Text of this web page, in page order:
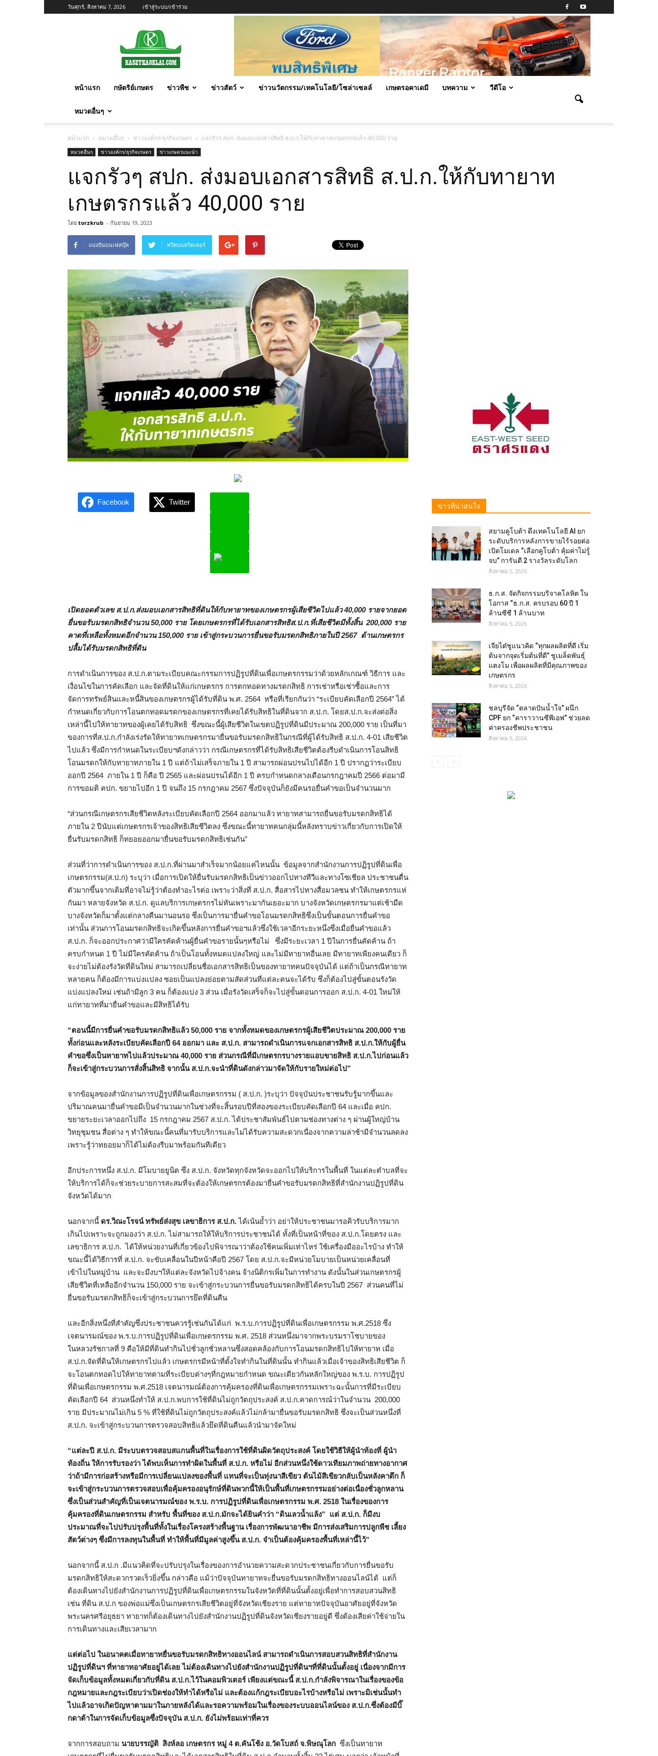
วันศุกร์, สิงหาคม 7, 2026 เข้าสู่ระบบ/เข้าร่วม
หน้าแรก กษัตริย์เกษตร ข่าวพืช ข่าวสัตว์ ข่าวนวัตกรรม/เทคโนโลยี/โซล่าเซลล์ เกษตรอคาเดมี บทความ วีดีโอ
หมวดอื่นๆ
หน้าแรก หมวดอื่นๆ ข่าวองค์กร/ธุรกิจเกษตร แจกรัวๆ สปก. ส่งมอบเอกสารสิทธิ ส.ป.ก.ให้กับทายาทเกษตรกรแล้ว 40,000 ราย
หมวดอื่นๆ ข่าวองค์กร/ธุรกิจเกษตร ข่าวเกษตรแนะนำ
แจกรัวๆ สปก. ส่งมอบเอกสารสิทธิ ส.ป.ก.ให้กับทายาท
เกษตรกรแล้ว 40,000 ราย
โดย torzkrub - กันยายน 19, 2023
แบ่งปันบนเฟสบุ๊ค ทวีตบนทวิตเตอร์
Facebook Twitter
เปิดยอดตัวเลข ส.ป.ก.ส่งมอบเอกสารสิทธิที่ดินให้กับทายาทของเกษตรกรผู้เสียชีวิตไปแล้ว 40,000 รายจากยอด
ยื่นขอรับมรดกสิทธิจำนวน 50,000 ราย โดยเกษตรกรที่ได้รับเอกสารสิทธิส.ป.ก.ที่เสียชีวิตมีทั้งสิ้น 200,000 ราย
คาดที่เหลือทั้งหมดอีกจำนวน 150,000 ราย เข้าสู่กระบวนการยื่นขอรับมรดกสิทธิภายในปี 2567 ด้านเกษตรกร
ปลื้มได้รับมรดกสิทธิที่ดิน
การดำเนินการของ ส.ป.ก.ตามระเบียบคณะกรรมการปฏิรูปที่ดินเพื่อเกษตรกรรมว่าด้วยหลักเกณฑ์ วิธีการ และ
เงื่อนไขในการคัดเลือก และจัดที่ดินให้แก่เกษตรกร การตกทอดทางมรดกสิทธิ การเช่าหรือเช่าซื้อและการ
จัดการทรัพย์สินและหนี้สินของเกษตรกรผู้ได้รับที่ดิน พ.ศ. 2564 หรือที่เรียกกันว่า “ระเบียบคัดเลือกปี 2564” ได้
กำหนดเกี่ยวกับการโอนตกทอดมรดกของเกษตรกรที่เคยได้รับสิทธิในที่ดินจาก ส.ป.ก. โดยส.ป.ก.จะส่งต่อสิ่ง
เหล่านี้ไปให้ทายาทของผู้เคยได้รับสิทธิ ซึ่งขณะนี้ผู้เสียชีวิตในเขตปฏิรูปที่ดินมีประมาณ 200,000 ราย เป็นที่มา
ของการที่ส.ป.ก.กำลังเร่งรัดให้ทายาทเกษตรกรมายื่นขอรับมรดกสิทธิในกรณีที่ผู้ได้รับสิทธิ ส.ป.ก. 4-01 เสียชีวิต
ไปแล้ว ซึ่งมีการกำหนดในระเบียบฯดังกล่าวว่า กรณีเกษตรกรที่ได้รับสิทธิเสียชีวิตต้องรีบดำเนินการโอนสิทธิ
โอนมรดกให้กับทายาทภายใน 1 ปี แต่ถ้าไม่เสร็จภายใน 1 ปี สามารถผ่อนปรนไปได้อีก 1 ปี ปรากฏว่าระเบียบ
ออกปี 2564 ภายใน 1 ปี ก็คือ ปี 2565 และผ่อนปรนได้อีก 1 ปี ครบกำหนดกลางเดือนกรกฎาคมปี 2566 ต่อมามี
การขอมติ คปก. ขยายไปอีก 1 ปี จนถึง 15 กรกฎาคม 2567 ซึ่งปัจจุบันก็ยังมีคนรอยื่นคำขอเป็นจำนวนมาก
“ส่วนกรณีเกษตรกรเสียชีวิตหลังระเบียบคัดเลือกปี 2564 ออกมาแล้ว ทายาทสามารถยื่นขอรับมรดกสิทธิได้
ภายใน 2 ปีนับแต่เกษตรกรเจ้าของสิทธิเสียชีวิตลง ซึ่งขณะนี้ทายาทคนกลุ่มนี้หลังทราบข่าวเกี่ยวกับการเปิดให้
ยื่นรับมรดกสิทธิ ก็ทยอยออกมายื่นขอรับมรดกสิทธิเช่นกัน”
ส่วนที่ว่าการดำเนินการของ ส.ป.ก.ที่ผ่านมาสำเร็จมากน้อยแค่ไหนนั้น ข้อมูลจากสำนักงานการปฏิรูปที่ดินเพื่อ
เกษตรกรรม(ส.ป.ก) ระบุว่า เมื่อการเปิดให้ยื่นรับมรดกสิทธิเป็นข่าวออกไปทางทีวีและทางโซเชียล ประชาชนตื่น
ตัวมากขึ้นจากเดิมที่อาจไม่รู้ว่าต้องทำอะไรต่อ เพราะว่าสิ่งที่ ส.ป.ก. สื่อสารไปทางสื่อมวลชน ทำให้เกษตรกรแห่
กันมา หลายจังหวัด ส.ป.ก. ดูแลบริการเกษตรกรไม่ทันเพราะมากันเยอะมาก บางจังหวัดเกษตรกรมาแต่เช้ามืด
บางจังหวัดก็มาตั้งแต่กลางคืนมานอนรอ ซึ่งเป็นการมายื่นคำขอโอนมรดกสิทธิซึ่งเป็นขั้นตอนการยื่นคำขอ
เท่านั้น ส่วนการโอนมรดกสิทธิจะเกิดขึ้นหลังการยื่นคำขอฯแล้วซึ่งใช้เวลาอีกระยะหนึ่งซึ่งเมื่อยื่นคำขอแล้ว
ส.ป.ก. ก็จะออกประกาศว่ามีใครคัดค้านผู้ยื่นคำขอรายนั้นๆหรือไม่ ซึ่งมีระยะเวลา 1 ปีในการยื่นคัดค้าน ถ้า
ครบกำหนด 1 ปี ไม่มีใครคัดค้าน ถ้าเป็นโอนทั้งหมดแปลงใหญ่ และไม่มีทายาทอื่นเลย มีทายาทเพียงคนเดียว ก็
จะง่ายไม่ต้องรังวัดที่ดินใหม่ สามารถเปลี่ยนชื่อเอกสารสิทธิเป็นของทายาทคนปัจจุบันได้ แต่ถ้าเป็นกรณีทายาท
หลายคน ก็ต้องมีการแบ่งแปลง ซอยเป็นแปลงย่อยตามสัดส่วนที่แต่ละคนจะได้รับ ซึ่งก็ต้องไปสู่ขั้นตอนรังวัด
แบ่งแปลงใหม่ เช่นถ้ามีลูก 3 คน ก็ต้องแบ่ง 3 ส่วน เมื่อรังวัดเสร็จก็จะไปสู่ขั้นตอนการออก ส.ป.ก. 4-01 ใหม่ให้
แก่ทายาทที่มายื่นคำขอและมีสิทธิได้รับ
“ตอนนี้มีการยื่นคำขอรับมรดกสิทธิแล้ว 50,000 ราย จากทั้งหมดของเกษตรกรผู้เสียชีวิตประมาณ 200,000 ราย
ทั้งก่อนและหลังระเบียบคัดเลือกปี 64 ออกมา และ ส.ป.ก. สามารถดำเนินการแจกเอกสารสิทธิ ส.ป.ก.ให้กับผู้ยื่น
คำขอซึ่งเป็นทายาทไปแล้วประมาณ 40,000 ราย ส่วนกรณีที่มีเกษตรกรบางรายแอบขายสิทธิ ส.ป.ก.ไปก่อนแล้ว
ก็จะเข้าสู่กระบวนการสั่งสิ้นสิทธิ จากนั้น ส.ป.ก.จะนำที่ดินดังกล่าวมาจัดให้กับรายใหม่ต่อไป”
จากข้อมูลของสำนักงานการปฏิรูปที่ดินเพื่อเกษตรกรรม ( ส.ป.ก. )ระบุว่า ปัจจุบันประชาชนรับรู้มากขึ้นและ
ปริมาณคนมายื่นคำขอมีเป็นจำนวนมากในช่วงที่จะสิ้นรอบปีที่สองของระเบียบคัดเลือกปี 64 และเมื่อ คปก.
ขยายระยะเวลาออกไปถึง 15 กรกฎาคม 2567 ส.ป.ก. ได้ประชาสัมพันธ์ไปตามช่องทางต่าง ๆ ผ่านผู้ใหญ่บ้าน
วิทยุชุมชน สื่อต่าง ๆ ทำให้ขณะนี้คนที่มารับบริการและไม่ได้รับความสะดวกเนื่องจากความล่าช้ามีจำนวนลดลง
เพราะรู้ว่าทยอยมาก็ได้ไม่ต้องรีบมาพร้อมกันทีเดียว
อีกประการหนึ่ง ส.ป.ก. มีโมบายยูนิต ซึ่ง ส.ป.ก. จังหวัดทุกจังหวัดจะออกไปให้บริการในพื้นที่ ในแต่ละตำบลที่จะ
ให้บริการได้ก็จะช่วยระบายการสะสมที่จะต้องให้เกษตรกรต้องมายื่นคำขอรับมรดกสิทธิที่สำนักงานปฏิรูปที่ดิน
จังหวัดได้มาก
นอกจากนี้ ดร.วิณะโรจน์ ทรัพย์ส่งสุข เลขาธิการ ส.ป.ก.ได้เน้นย้ำว่า อย่าให้ประชาชนมารอคิวรับบริการมาก
เกินไปเพราะจะถูกมองว่า ส.ป.ก. ไม่สามารถให้ให้บริการประชาชนได้ ทั้งที่เป็นหน้าที่ของ ส.ป.ก.โดยตรง และ
เลขาธิการ ส.ป.ก. ได้ให้หน่วยงานที่เกี่ยวข้องไปพิจารณาว่าต้องใช้คนเพิ่มเท่าไหร่ ใช้เครื่องมืออะไรบ้าง ทำให้
ขณะนี้ได้วิธีการที่ ส.ป.ก. จะขับเคลื่อนในปีหน้าคือปี 2567 โดย ส.ป.ก.จะมีหน่วยโมบายเป็นหน่วยเคลื่อนที่
เข้าไปในหมู่บ้าน และจะมีงบฯให้แต่ละจังหวัดไปจ้างคน จ้างนิติกรเพิ่มในการทำงาน ดังนั้นในส่วนเกษตรกรผู้
เสียชีวิตที่เหลืออีกจำนวน 150,000 ราย จะเข้าสู่กระบวนการยื่นขอรับมรดกสิทธิได้ครบในปี 2567 ส่วนคนที่ไม่
ยื่นขอรับมรดกสิทธิก็จะเข้าสู่กระบวนการยึดที่ดินคืน
และอีกสิ่งหนึ่งที่สำคัญซึ่งประชาชนควรรู้เช่นกันได้แก่ พ.ร.บ.การปฏิรูปที่ดินเพื่อเกษตรกรรม พ.ศ.2518 ซึ่ง
เจตนารมณ์ของ พ.ร.บ.การปฏิรูปที่ดินเพื่อเกษตรกรรม พ.ศ. 2518 ส่วนหนึ่งมาจากพระบรมราโชบายของ
ในหลวงรัชกาลที่ 9 คือให้มีที่ดินทำกินไปชั่วลูกชั่วหลานซึ่งสอดคล้องกับการโอนมรดกสิทธิไปให้ทายาท เมื่อ
ส.ป.ก.จัดที่ดินให้เกษตรกรไปแล้ว เกษตรกรมีหน้าที่ตั้งใจทำกินในที่ดินนั้น ทำกินแล้วเมื่อเจ้าของสิทธิเสียชีวิต ก็
จะโอนตกทอดไปให้ทายาทตามที่ระเบียบต่างๆที่กฎหมายกำหนด ขณะเดียวกันหลักใหญ่ของ พ.ร.บ. การปฏิรูป
ที่ดินเพื่อเกษตรกรรม พ.ศ.2518 เจตนารมณ์ต้องการคุ้มครองที่ดินเพื่อเกษตรกรรมเพราะฉะนั้นการที่มีระเบียบ
คัดเลือกปี 64 ส่วนหนึ่งทำให้ ส.ป.ก.พบการใช้ที่ดินไม่ถูกวัตถุประสงค์ ส.ป.ก.คาดการณ์ว่าในจำนวน 200,000
ราย มีประมาณไม่เกิน 5 % ที่ใช้ที่ดินไม่ถูกวัตถุประสงค์แล้วไม่กล้ามายื่นขอรับมรดกสิทธิ ซึ่งจะเป็นส่วนหนึ่งที่
ส.ป.ก. จะเข้าสู่กระบวนการตรวจสอบสิทธิแล้วยึดที่ดินคืนแล้วนำมาจัดใหม่
“แต่ละปี ส.ป.ก. มีระบบตรวจสอบสแกนพื้นที่ในเรื่องการใช้ที่ดินผิดวัตถุประสงค์ โดยใช้วิธีให้ผู้นำท้องที่ ผู้นำ
ท้องถิ่น ให้การรับรองว่า ได้พบเห็นการทำผิดในพื้นที่ ส.ป.ก. หรือไม่ อีกส่วนหนึ่งใช้ดาวเทียมภาพถ่ายทางอากาศ
ว่าถ้ามีการก่อสร้างหรือมีการเปลี่ยนแปลงของพื้นที่ แทนที่จะเป็นทุ่งนาสีเขียว ต้นไม้สีเขียวกลับเป็นหลังคาตึก ก็
จะเข้าสู่กระบวนการตรวจสอบเพื่อคุ้มครองอนุรักษ์ที่ดินพวกนี้ให้เป็นพื้นที่เกษตรกรรมอย่างต่อเนื่องชั่วลูกหลาน
ซึ่งเป็นส่วนสำคัญที่เป็นเจตนารมณ์ของ พ.ร.บ. การปฏิรูปที่ดินเพื่อเกษตรกรรม พ.ศ. 2518 ในเรื่องของการ
คุ้มครองที่ดินเกษตรกรรม สำหรับ พื้นที่ของ ส.ป.ก.มักจะได้ยินคำว่า “ดินเลวน้ำแล้ง” แต่ ส.ป.ก. ก็มีงบ
ประมาณที่จะไปปรับปรุงพื้นที่ทั้งในเรื่องโครงสร้างพื้นฐาน เรื่องการพัฒนาอาชีพ มีการส่งเสริมการปลูกพืช เลี้ยง
สัตว์ต่างๆ ซึ่งมีการลงทุนในพื้นที่ ทำให้พื้นที่มีมูลค่าสูงขึ้น ส.ป.ก. จำเป็นต้องคุ้มครองพื้นที่เหล่านี้ไว้”
นอกจากนี้ ส.ป.ก .มีแนวคิดที่จะปรับปรุงในเรื่องของการอำนวยความสะดวกประชาชนเกี่ยวกับการยื่นขอรับ
มรดกสิทธิให้สะดวกรวดเร็วยิ่งขึ้น กล่าวคือ แม้ว่าปัจจุบันทายาทจะยื่นขอรับมรดกสิทธิทางออนไลน์ได้ แต่ก็
ต้องเดินทางไปยังสำนักงานการปฏิรูปที่ดินเพื่อเกษตรกรรมในจังหวัดที่ที่ดินนั้นตั้งอยู่เพื่อทำการสอบสวนสิทธิ
เช่น ที่ดิน ส.ป.ก ของพ่อแม่ซึ่งเป็นเกษตรกรเสียชีวิตอยู่ที่จังหวัดเชียงราย แต่ทายาทปัจจุบันอาศัยอยู่ที่จังหวัด
พระนครศรีอยุธยา ทายาทก็ต้องเดินทางไปยังสำนักงานปฏิรูปที่ดินจังหวัดเชียงรายอยู่ดี ซึ่งต้องเสียค่าใช้จ่ายใน
การเดินทางและเสียเวลามาก
แต่ต่อไป ในอนาคตเมื่อทายาทยื่นขอรับมรดกสิทธิทางออนไลน์ สามารถดำเนินการสอบสวนสิทธิที่สำนักงาน
ปฏิรูปที่ดินฯ ที่ทายาทอาศัยอยู่ได้เลย ไม่ต้องเดินทางไปยังสำนักงานปฏิรูปที่ดินฯที่ที่ดินนั้นตั้งอยู่ เนื่องจากมีการ
จัดเก็บข้อมูลทั้งหมดเกี่ยวกับที่ดิน ส.ป.ก.ไว้ในคอมพิวเตอร์ เพียงแต่ขณะนี้ ส.ป.ก.กำลังพิจารณาในเรื่องของข้อ
กฎหมายและกฎระเบียบว่าเปิดช่องให้ทำได้หรือไม่ และต้องแก้กฎระเบียบอะไรบ้างหรือไม่ เพราะมิเช่นนั้นทำ
ไปแล้วอาจเกิดปัญหาตามมาในภายหลังได้และรอความพร้อมในเรื่องของระบบออนไลน์ของ ส.ป.ก.ซึ่งต้องมีบิ๊
กดาต้าในการจัดเก็บข้อมูลซึ่งปัจจุบัน ส.ป.ก. ยังไม่พร้อมเท่าที่ควร
จากการสอบถาม นายบรรญัติ สิงห์ลอ เกษตรกร หมู่ 4 ต.คันโช้ง อ.วัดโบสถ์ จ.พิษณุโลก ซึ่งเป็นทายาท
ข่าวที่น่าสนใจ
สยามคูโบต้า ดึงเทคโนโลยี AI ยก
ระดับบริการหลังการขายไร้รอยต่อ
เปิดโมเดล “เลือกคูโบต้า คุ้มค่าไม่รู้
จบ” การันตี 2 รางวัลระดับโลก
สิงหาคม 5, 2026
ธ.ก.ส. จัดกิจกรรมบริจาคโลหิต ใน
โอกาส “ธ.ก.ส. ครบรอบ 60 ปี 1
ล้านซีซี 1 ล้านบาท
สิงหาคม 5, 2026
เจียไต๋ชูแนวคิด “ทุกผลผลิตที่ดี เริ่ม
ต้นจากจุดเริ่มต้นที่ดี” ชูเมล็ดพันธุ์
แตงโม เพื่อผลผลิตที่มีคุณภาพของ
เกษตรกร
สิงหาคม 5, 2026
ชลบุรีจัด “ตลาดปันน้ำใจ” ผนึก
CPF ยก “คาราวานซีพีเอฟ” ช่วยลด
ค่าครองชีพประชาชน
สิงหาคม 5, 2026